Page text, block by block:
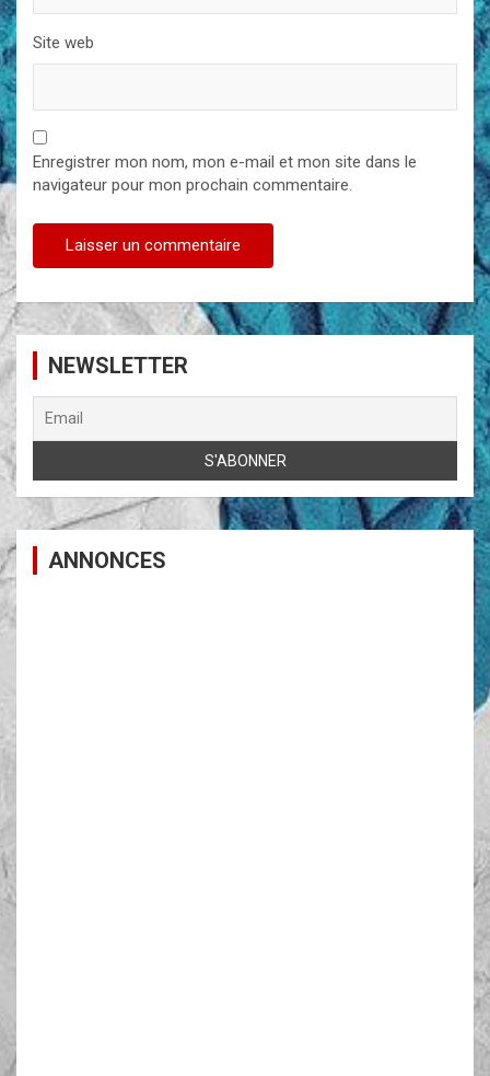
Site web
Enregistrer mon nom, mon e-mail et mon site dans le
navigateur pour mon prochain commentaire.
NEWSLETTER
ANNONCES